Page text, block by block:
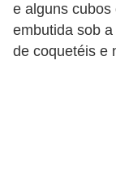
e alguns
embutida sob
de coquetéis e